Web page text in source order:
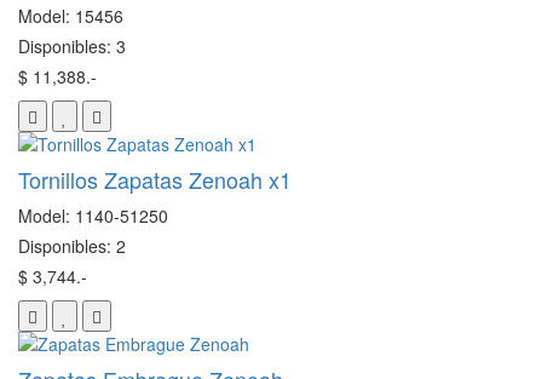
Model: 15456
Disponibles: 3
$ 11,388.-
Tornillos Zapatas Zenoah x1
Model: 1140-51250
Disponibles: 2
$ 3,744.-